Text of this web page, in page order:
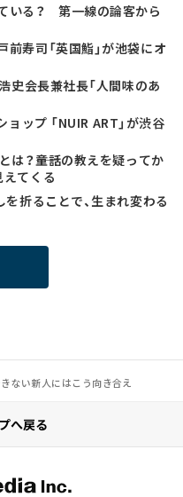
いる？ 第一線の論客から
寿司「英国鮨」が池袋にオ
史会長兼社長「人間味のあ
ップ 「NUIR ART」が渋谷
は？――童話の教えを疑ってか
えてくる
を折ることで、生まれ変わる
ない新人にはこう向き合え
へ戻る